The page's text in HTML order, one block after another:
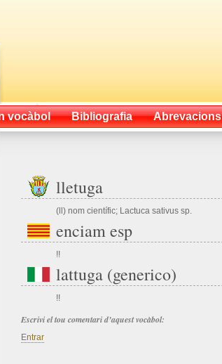
vocàbol Bibliografia Abrevacions
lletuga
(ll) nom científic; Lactuca sativus sp.
enciam esp
!!
lattuga (generico)
!!
Escrivi el tou comentari d’aquest vocàbol:
Entrar